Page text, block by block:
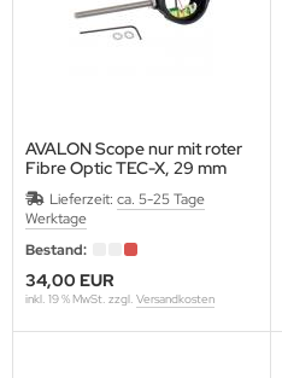
AVALON Scope nur mit roter
Fibre Optic TEC-X, 29 mm
Lieferzeit: ca. 5-25 Tage
Werktage
Bestand:
34,00 EUR
inkl. 19 % MwSt. zzgl. Versandkosten
NAME ARCHERY
RIDGE